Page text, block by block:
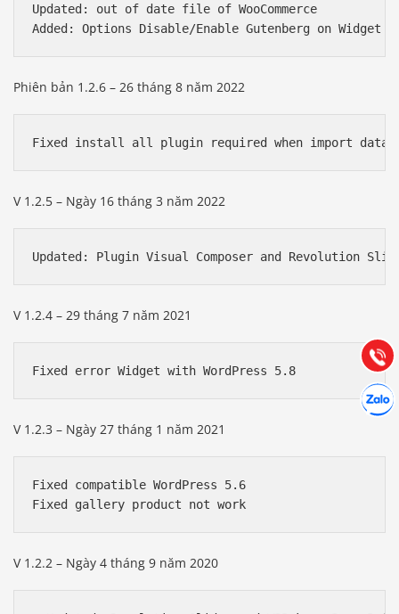
Updated: out of date file of WooCommerce
Added: Options Disable/Enable Gutenberg on Widget
Phiên bản 1.2.6 – 26 tháng 8 năm 2022
Fixed install all plugin required when import data
V 1.2.5 – Ngày 16 tháng 3 năm 2022
Updated: Plugin Visual Composer and Revolution
V 1.2.4 – 29 tháng 7 năm 2021
Fixed error Widget with WordPress 5.8
V 1.2.3 – Ngày 27 tháng 1 năm 2021
Fixed compatible WordPress 5.6
Fixed gallery product not work
V 1.2.2 – Ngày 4 tháng 9 năm 2020
Gọi
Báo giá & Đặt hàng:
(028) 22.166.144
Chát
Tư vấn